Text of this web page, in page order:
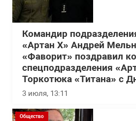
Командир
«Артан Х» Андрей
«Фаворит» поздравил
спецподразделения
Торкотюка «Титана» с
3 июля, 13:11
Общество